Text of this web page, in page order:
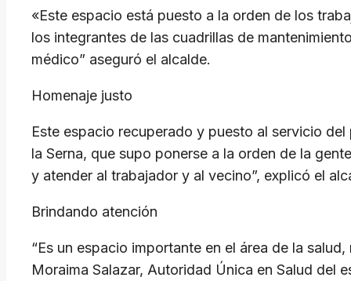
«Este espacio está puesto a la orden de los
los integrantes de las cuadrillas de
médico” aseguró el alcalde.
Homenaje justo
Este espacio recuperado y puesto al servicio
la Serna, que supo ponerse a la orden de la
y atender al trabajador y al vecino”, explicó el
Brindando atención
“Es un espacio importante en el área de la
Moraima Salazar, Autoridad Única en Salud del